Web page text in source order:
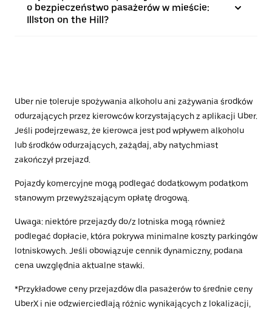
o bezpieczeństwo pasażerów w mieście:
Illston on the Hill?
Uber nie toleruje spożywania alkoholu ani zażywania środków
odurzających przez kierowców korzystających z aplikacji Uber.
Jeśli podejrzewasz, że kierowca jest pod wpływem alkoholu
lub środków odurzających, zażądaj, aby natychmiast
zakończył przejazd.
Pojazdy komercyjne mogą podlegać dodatkowym podatkom
stanowym przewyższającym opłatę drogową.
Uwaga: niektóre przejazdy do/z lotniska mogą również
podlegać dopłacie, która pokrywa minimalne koszty parkingów
lotniskowych. Jeśli obowiązuje cennik dynamiczny, podana
cena uwzględnia aktualne stawki.
*Przykładowe ceny przejazdów dla pasażerów to średnie ceny
UberX i nie odzwierciedlają różnic wynikających z lokalizacji,